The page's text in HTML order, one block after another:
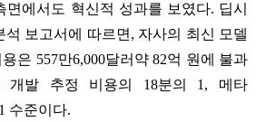
에서도 혁신적 성과를 보였다. 딥시
석 보고서에 따르면, 자사의 최신 모델
용은 557만6,000달러약 82억 원에 불과
개발 추정 비용의 18분의 1, 메타
수준이다.